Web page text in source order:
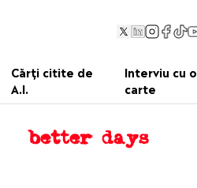
Cărți citite de
A.I.
Interviu cu o
carte
better days